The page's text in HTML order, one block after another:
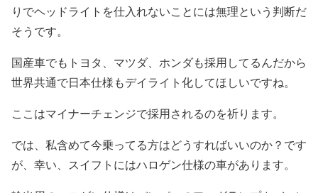
りでヘッドライトを仕入れないことには無理という判断だ
そうです。
国産車でもトヨタ、マツダ、ホンダも採用してるんだから
世界共通で日本仕様もデイライト化してほしいですね。
ここはマイナーチェンジで採用されるのを祈ります。
では、私含めて今乗ってる方はどうすればいいのか？です
が、幸い、スイフトにはハロゲン仕様の車があります。